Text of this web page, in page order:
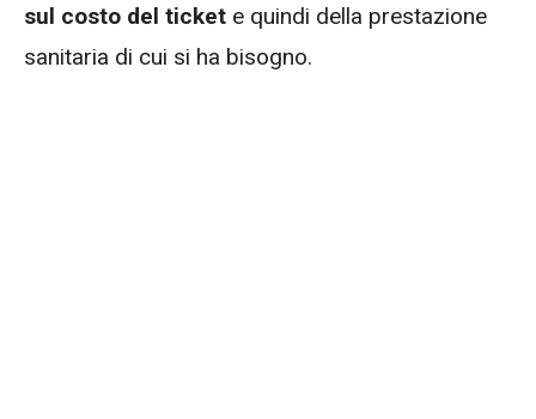
sul costo del ticket e quindi della prestazione
sanitaria di cui si ha bisogno.